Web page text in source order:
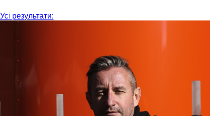
Усі результати: